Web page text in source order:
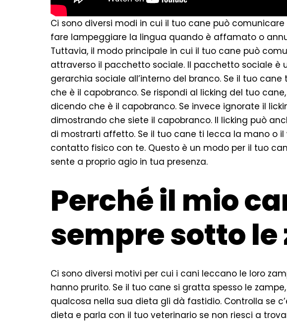
Ci sono diversi modi in cui il tuo cane può
fare lampeggiare la lingua quando è affamato o
Tuttavia, il modo principale in cui il tuo cane può
attraverso il pacchetto sociale. Il pacchetto sociale è
gerarchia sociale all’interno del branco. Se il tuo
che è il capobranco. Se rispondi al licking del tuo
dicendo che è il capobranco. Se invece ignorate il
dimostrando che siete il capobranco. Il licking può
di mostrarti affetto. Se il tuo cane ti lecca la mano o
contatto fisico con te. Questo è un modo per il tuo
sente a proprio agio in tua presenza.
Perché il mio
sempre sotto le
Ci sono diversi motivi per cui i cani leccano le loro
hanno prurito. Se il tuo cane si gratta spesso le
qualcosa nella sua dieta gli dà fastidio. Controlla se
dieta e parla con il tuo veterinario se non riesci a